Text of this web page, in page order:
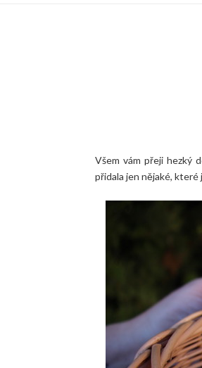
Všem vám přeji hezký
přidala jen nějaké, které